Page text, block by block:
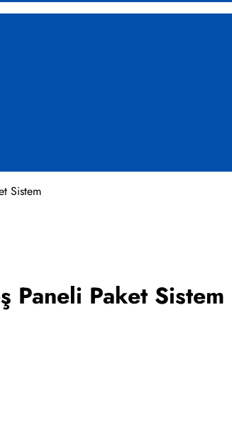
Sistem
Paneli Paket Sistem